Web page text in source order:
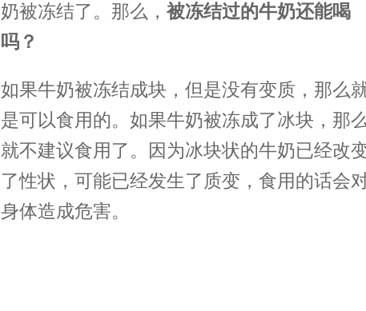
奶被冻结了。那么， 被冻结过的牛奶还能喝
吗？
如果牛奶被冻结成块，但是没有变质，那么
是可以食用的。如果牛奶被冻成了冰块，那
就不建议食用了。因为冰块状的牛奶已经改
了性状，可能已经发生了质变，食用的话会
身体造成危害。